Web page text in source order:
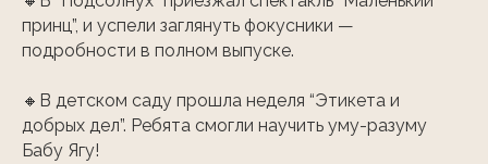
принц”, и успели заглянуть фокусники —
подробности в полном выпуске. ⠀
🔸В детском саду прошла неделя “Этикета и
добрых дел”. Ребята смогли научить уму-разуму
Бабу Ягу! ⠀